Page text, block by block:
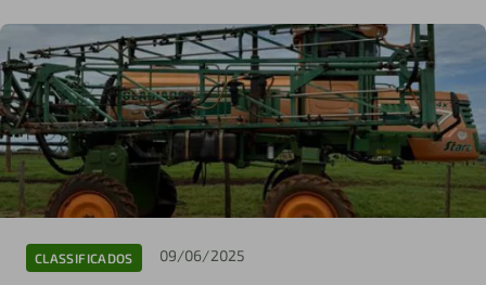
CLASSIFICADOS 09/06/2025